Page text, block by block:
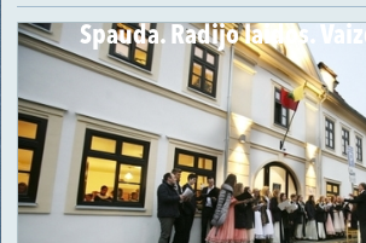
Spauda. Radijo laidos.